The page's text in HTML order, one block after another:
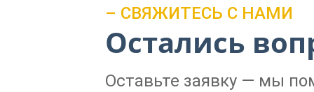
– СВЯЖИТЕСЬ С НАМИ
Остались
Оставьте заявку — мы